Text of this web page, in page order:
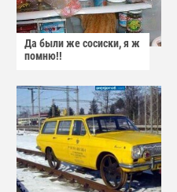
Да были же сосиски, я ж
помню!!